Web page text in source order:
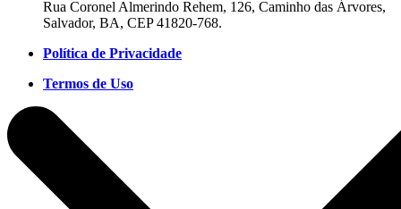
Rua Coronel Almerindo Rehem, 126, Caminho das Árvores,
Salvador, BA, CEP 41820-768.
Política de Privacidade
Termos de Uso